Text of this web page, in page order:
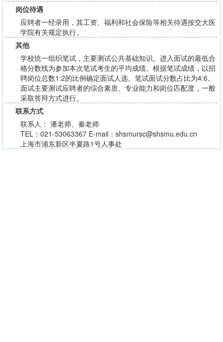
岗位待遇
应聘者一经录用，其工资、福利和社会保险等相关待遇按交大医
学院有关规定执行。
其他
学校统一组织笔试，主要测试公共基础知识。进入面试的最低合
格分数线为参加本次笔试考生的平均成绩。根据笔试成绩，以招
聘岗位总数1:2的比例确定面试人选。笔试面试分数占比为4:6。
面试主要测试应聘者的综合素质、专业能力和岗位匹配度，一般
采取答辩方式进行。
联系方式
联系人： 潘老师、秦老师
TEL：021-53063367 E-mail：shsmursc@shsmu.edu.cn
上海市浦东新区半夏路1号人事处